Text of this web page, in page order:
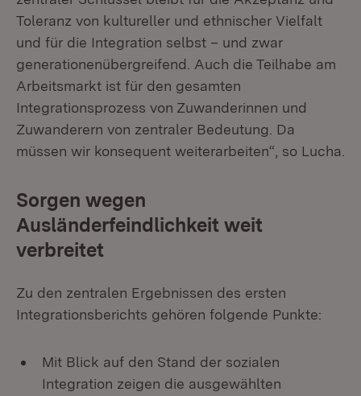
Toleranz von kultureller und ethnischer Vielfalt
und für die Integration selbst – und zwar
generationenübergreifend. Auch die Teilhabe am
Arbeitsmarkt ist für den gesamten
Integrationsprozess von Zuwanderinnen und
Zuwanderern von zentraler Bedeutung. Da
müssen wir konsequent weiterarbeiten“, so Lucha.
Sorgen wegen
Ausländerfeindlichkeit weit
verbreitet
Zu den zentralen Ergebnissen des ersten
Integrationsberichts gehören folgende Punkte:
Mit Blick auf den Stand der sozialen
Integration zeigen die ausgewählten